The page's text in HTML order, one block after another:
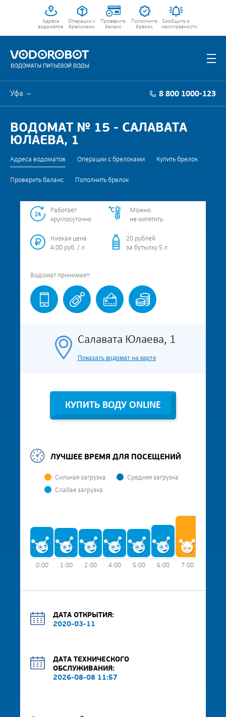
Адреса
водоматов
Операции с
брелоками
Проверить
баланс
Пополнить
брелок
Сообщить о
неисправности
Уфа 8 800 1000-123
ВОДОМАТ № 15 - САЛАВАТА
ЮЛАЕВА, 1
Адреса водоматов Операции с брелоками Купить брелок
Проверить баланс Пополнить брелок
Работает
круглосуточно
Можно
не кипятить
Низкая цена
4.00 руб. / л
20 рублей
за бутылку 5 л
Водомат принимает:
Салавата Юлаева, 1
Показать водомат на карте
КУПИТЬ ВОДУ ONLINE
ЛУЧШЕЕ ВРЕМЯ ДЛЯ ПОСЕЩЕНИЙ
Сильная загрузка
Средняя загрузка
Слабая загрузка
0:00 1:00 2:00 4:00 5:00 6:00 7:00
ДАТА ОТКРЫТИЯ:
2020-03-11
ДАТА ТЕХНИЧЕСКОГО
ОБСЛУЖИВАНИЯ:
2026-08-08 11:57